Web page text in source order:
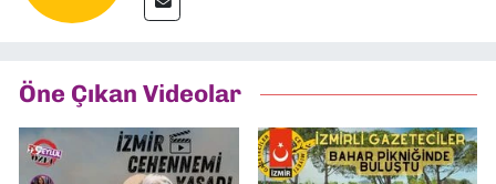
Öne Çıkan Videolar